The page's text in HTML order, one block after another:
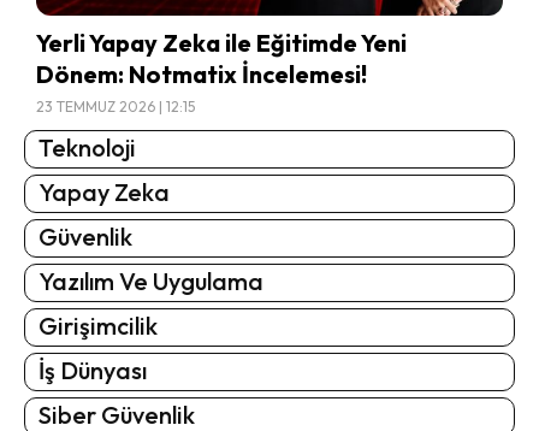
Yerli Yapay Zeka ile Eğitimde Yeni
Dönem: Notmatix İncelemesi!
23 TEMMUZ 2026 | 12:15
Teknoloji
Yapay Zeka
Güvenlik
Yazılım Ve Uygulama
Girişimcilik
İş Dünyası
Siber Güvenlik